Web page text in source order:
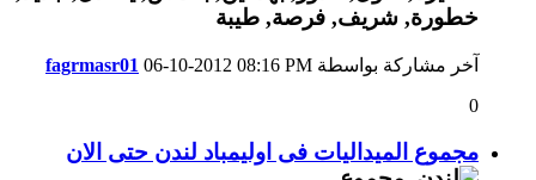
آخر مشاركة بواسطة fagrmasr01 06-10-2012 08:16 PM
0
مجموع الميداليات فى اوليمباد لندن حتى الان